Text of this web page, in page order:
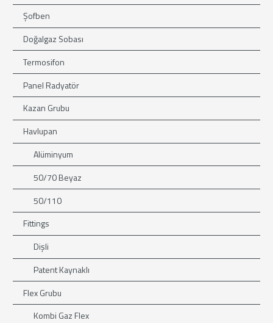
Şofben
Doğalgaz Sobası
Termosifon
Panel Radyatör
Kazan Grubu
Havlupan
Alüminyum
50/70 Beyaz
50/110
Fittings
Dişli
Patent Kaynaklı
Flex Grubu
Kombi Gaz Flex